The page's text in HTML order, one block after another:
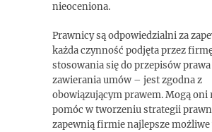
nieoceniona.
Prawnicy są odpowiedzialni za
każda czynność podjęta przez
stosowania się do przepisów
zawierania umów – jest zgodna z
obowiązującym prawem. Mogą oni
pomóc w tworzeniu strategii
zapewnią firmie najlepsze